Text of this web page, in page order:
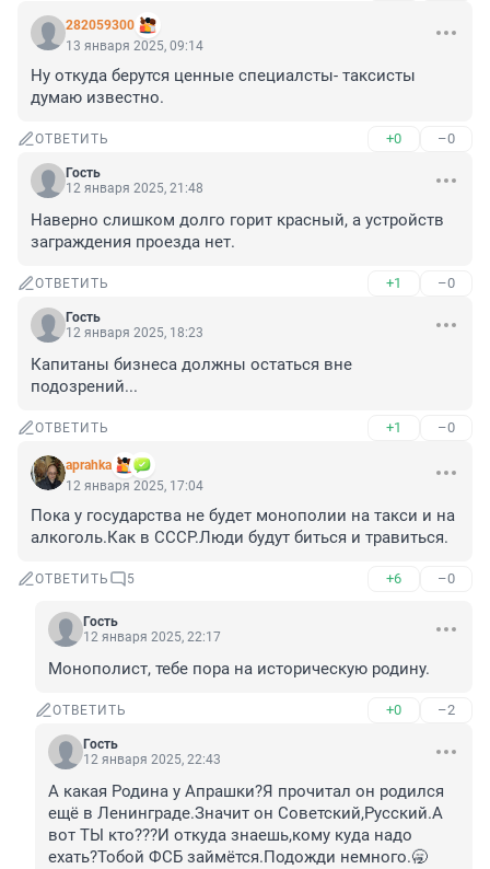
282059300
13 января 2025, 09:14
Ну откуда берутся ценные специалсты- таксисты
думаю известно.
ОТВЕТИТЬ +0 –0
Гость
12 января 2025, 21:48
Наверно слишком долго горит красный, а устройств
заграждения проезда нет.
ОТВЕТИТЬ +1 –0
Гость
12 января 2025, 18:23
Капитаны бизнеса должны остаться вне
подозрений...
ОТВЕТИТЬ +1 –0
aprahka
12 января 2025, 17:04
Пока у государства не будет монополии на такси и на
алкоголь.Как в СССР.Люди будут биться и травиться.
ОТВЕТИТЬ 5 +6 –0
Гость
12 января 2025, 22:17
Монополист, тебе пора на историческую родину.
ОТВЕТИТЬ +0 –2
Гость
12 января 2025, 22:43
А какая Родина у Апрашки?Я прочитал он родился
ещё в Ленинграде.Значит он Советский,Русский.А
вот ТЫ кто???И откуда знаешь,кому куда надо
ехать?Тобой ФСБ займётся.Подожди немного.🥱